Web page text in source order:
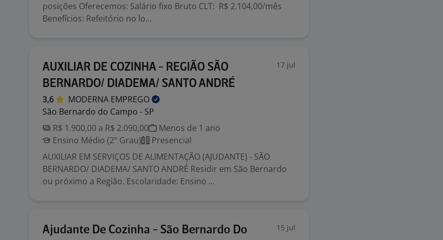
posições Oferecemos: Salário fixo Bruto CLT: R$ 2.104,00/mês
Benefícios: Refeitório no lo...
AUXILIAR DE COZINHA - REGIÃO SÃO
BERNARDO/ DIADEMA/ SANTO ANDRÉ
17 jul
3,6 MODERNA EMPREGO
São Bernardo do Campo - SP
R$ 1.900,00 a R$ 2.090,00
Menos de 1 ano
Ensino Médio (2º Grau)
Presencial
AUXILIAR EM SERVIÇOS DE ALIMENTAÇÃO (AJUDANTE) - SÃO
BERNARDO/ DIADEMA/ SANTO ANDRÉ Residir em São Bernardo
ou próximo a Região. Escolaridade: Ensino ...
Ajudante De Cozinha - São Bernardo Do
15 jul